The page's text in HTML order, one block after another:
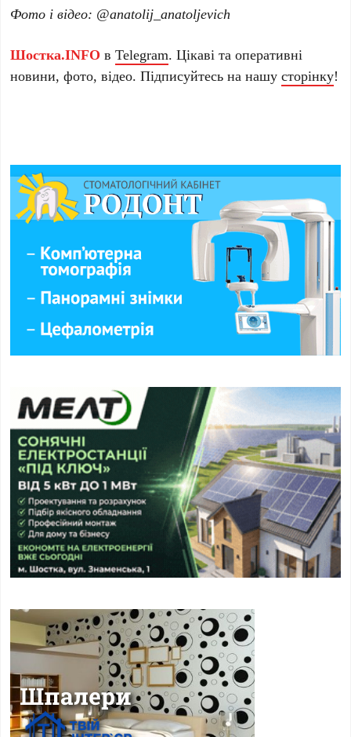
Фото і відео: @anatolij_anatoljevich
Шостка.INFO вTelegram. Цікаві та оперативні
новини, фото, відео. Підписуйтесь на нашусторінку!